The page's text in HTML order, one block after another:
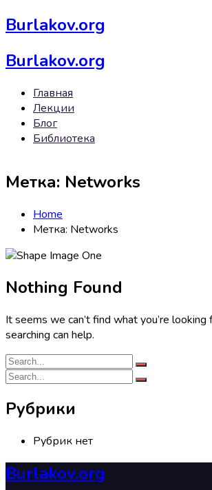
Burlakov.org
Burlakov.org
Главная
Лекции
Блог
Библиотека
Метка: Networks
Home
Метка: Networks
Nothing Found
It seems we can’t find what you’re looking
searching can help.
Рубрики
Рубрик нет
Burlakov.org